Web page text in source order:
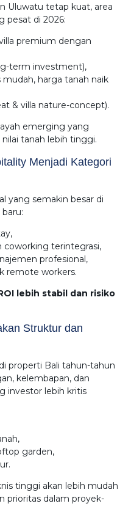
Uluwatu tetap kuat, area
pesat di 2026:
premium dengan
term investment),
mudah, harga tanah naik
& villa nature-concept).
emerging yang
tanah lebih tinggi.
Menjadi Kategori
yang semakin besar di
coworking terintegrasi,
profesional,
remote workers.
lebih stabil dan risiko
Struktur dan
properti Bali tahun-tahun
kelembapan, dan
investor lebih kritis
garden,
tinggi akan lebih mudah
prioritas dalam proyek-